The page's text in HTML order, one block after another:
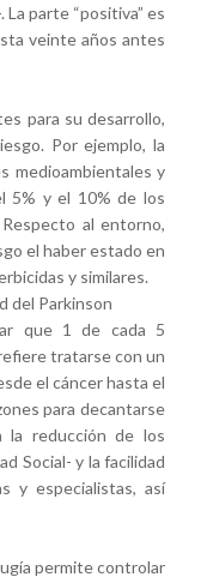
parte “positiva” es
veinte años antes
para su desarrollo,
Por ejemplo, la
medioambientales y
5% y el 10% de los
al entorno,
el haber estado en
y similares.
del Parkinson
que 1 de cada 5
tratarse con un
el cáncer hasta el
para decantarse
la reducción de los
Social- y la facilidad
y especialistas, así
permite controlar